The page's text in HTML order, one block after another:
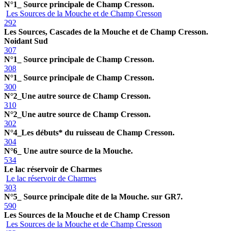
N°1_ Source principale de Champ Cresson.
Les Sources de la Mouche et de Champ Cresson
292
Les Sources, Cascades de la Mouche et de Champ Cresson.
Noidant Sud
307
N°1_ Source principale de Champ Cresson.
308
N°1_ Source principale de Champ Cresson.
300
N°2_Une autre source de Champ Cresson.
310
N°2_Une autre source de Champ Cresson.
302
N°4_Les débuts* du ruisseau de Champ Cresson.
304
N°6_ Une autre source de la Mouche.
534
Le lac réservoir de Charmes
Le lac réservoir de Charmes
303
N°5_ Source principale dite de la Mouche. sur GR7.
590
Les Sources de la Mouche et de Champ Cresson
Les Sources de la Mouche et de Champ Cresson